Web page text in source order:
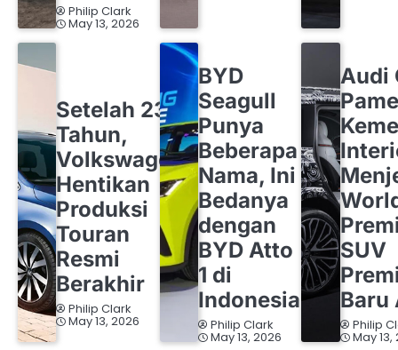
Philip Clark
May 13, 2026
Setelah 23
Tahun,
Volkswagen
Hentikan
Produksi
Touran
Resmi
Berakhir
Philip Clark
May 13, 2026
BYD
Seagull
Punya
Beberapa
Nama, Ini
Bedanya
dengan
BYD Atto
1 di
Indonesia
Philip Clark
May 13, 2026
Audi
SUV
Baru
Philip
May 13,